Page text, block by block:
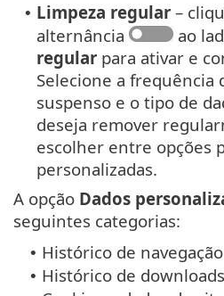
• Limpeza regular –
alternância
ao
regular para ativar e
Selecione a frequência
suspenso e o tipo de
deseja remover
escolher entre opções
personalizadas.
A opção Dados
seguintes categorias:
• Histórico de navegação
• Histórico de downloads